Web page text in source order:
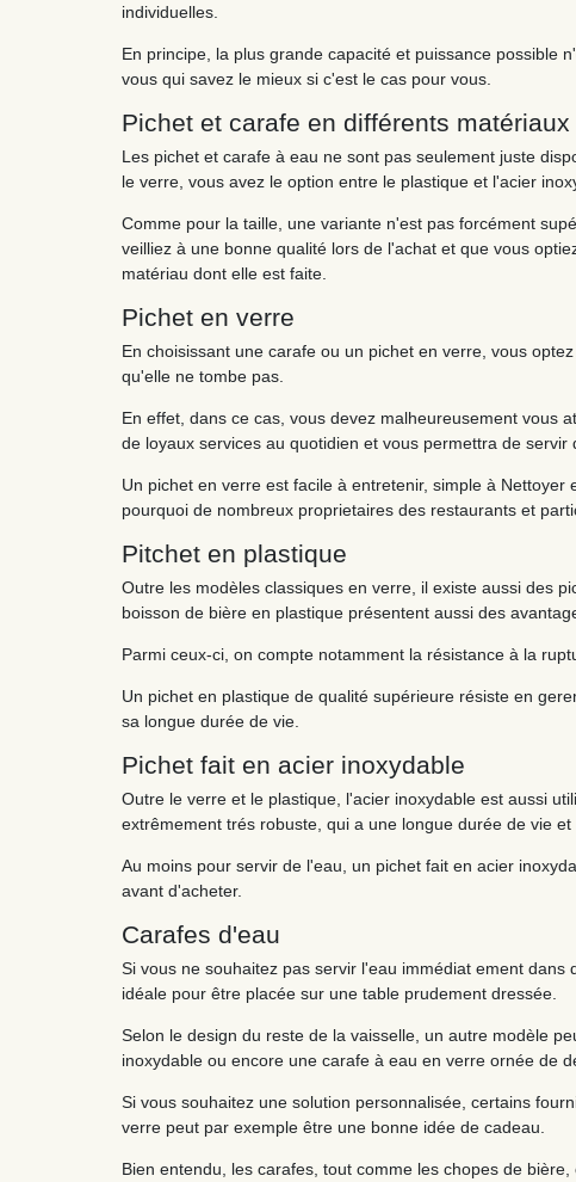
individuelles.
En principe, la plus grande capacité et puissance possible
vous qui savez le mieux si c'est le cas pour vous.
Pichet et carafe en différents matériaux
Les pichet et carafe à eau ne sont pas seulement juste
le verre, vous avez le option entre le plastique et l'acier
Comme pour la taille, une variante n'est pas forcément
veilliez à une bonne qualité lors de l'achat et que vous
matériau dont elle est faite.
Pichet en verre
En choisissant une carafe ou un pichet en verre, vous
qu'elle ne tombe pas.
En effet, dans ce cas, vous devez malheureusement vous
de loyaux services au quotidien et vous permettra de servir
Un pichet en verre est facile à entretenir, simple à
pourquoi de nombreux proprietaires des restaurants et
Pitchet en plastique
Outre les modèles classiques en verre, il existe aussi des
boisson de bière en plastique présentent aussi des
Parmi ceux-ci, on compte notamment la résistance à la
Un pichet en plastique de qualité supérieure résiste en
sa longue durée de vie.
Pichet fait en acier inoxydable
Outre le verre et le plastique, l'acier inoxydable est aussi
extrêmement trés robuste, qui a une longue durée de vie
Au moins pour servir de l'eau, un pichet fait en acier
avant d'acheter.
Carafes d'eau
Si vous ne souhaitez pas servir l'eau immédiat ement
idéale pour être placée sur une table prudement dressée.
Selon le design du reste de la vaisselle, un autre modèle
inoxydable ou encore une carafe à eau en verre ornée de
Si vous souhaitez une solution personnalisée, certains
verre peut par exemple être une bonne idée de cadeau.
Bien entendu, les carafes, tout comme les chopes de